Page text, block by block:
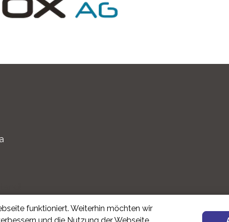
funktioniert. Weiterhin möchten wir